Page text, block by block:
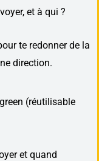
et à qui ?
te redonner de la
direction.
(réutilisable
et quand